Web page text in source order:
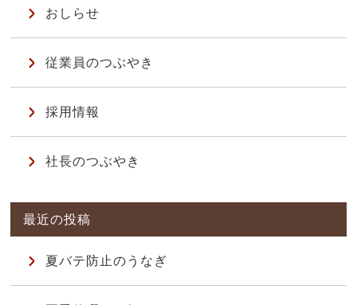
おしらせ
従業員のつぶやき
採用情報
社長のつぶやき
夏バテ防止のうなぎ